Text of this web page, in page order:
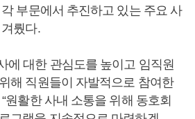
부문에서 추진하고 있는 주요 사
뤘다.
에 대한 관심도를 높이고 임직원
해 직원들이 자발적으로 참여한
원활한 사내 소통을 위해 동호회